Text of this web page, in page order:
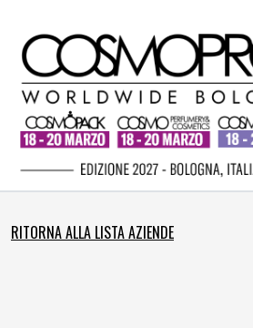
RITORNA ALLA LISTA AZIENDE